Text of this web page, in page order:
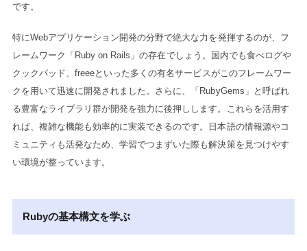
です。
特にWebアプリケーション開発の分野で絶大な力を発揮するのが、フ
レームワーク「Ruby on Rails」の存在でしょう。国内でも食べログや
クックパッド、freeeといった多くの有名サービスがこのフレームワー
クを用いて迅速に開発されました。さらに、「RubyGems」と呼ばれ
る豊富なライブラリ群が開発を強力に後押しします。これらを活用す
れば、複雑な機能も効率的に実装できるのです。日本語の情報源やコ
ミュニティも活発なため、学習でつまずいた際も解決策を見つけやす
い環境が整っています。
Rubyの基本構文を学ぶ